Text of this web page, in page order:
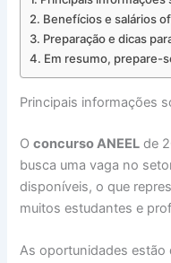
Benefícios e salários
Preparação e dicas
Em resumo, prepare-
Principais informações
Oconcurso ANEEL de
busca uma vaga no
disponíveis, o que
muitos estudantes e
As oportunidades estão